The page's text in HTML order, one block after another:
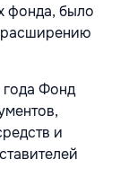
фонда, было
расширению
года Фонд
и